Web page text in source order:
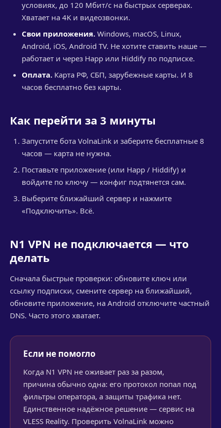
условиях, до 120 Мбит/с на быстрых серверах.
Хватает на 4K и видеозвонки.
Свои приложения. Windows, macOS, Linux,
Android, iOS, Android TV. Не хотите ставить наше —
работает и через Happ или Hiddify по подписке.
Оплата. Карта РФ, СБП, зарубежные карты. И 8
часов бесплатно без карты.
Как перейти за 3 минуты
Запустите бота VolnaLink и заберите бесплатные 8
часов — карта не нужна.
Поставьте приложение (или Happ / Hiddify) и
войдите по ключу — конфиг подтянется сам.
Выберите ближайший сервер и нажмите
«Подключить». Всё.
N1 VPN не подключается — что
делать
Сначала быстрые проверки: обновите ключ или
ссылку подписки, смените сервер на ближайший,
обновите приложение, на Android отключите частный
DNS. Часто этого хватает.
Если не помогло
Когда N1 VPN не оживает раз за разом,
причина обычно одна: его протокол попал под
фильтры оператора, а защиты трафика нет.
Единственное надёжное решение — сервис на
VLESS Reality. Проверить VolnaLink можно